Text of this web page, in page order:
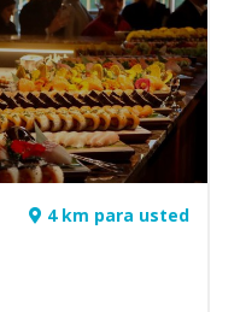
4 km para usted